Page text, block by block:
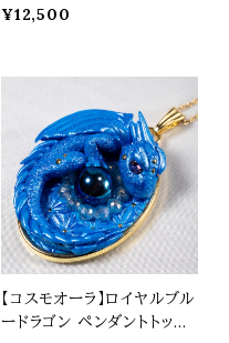
天然石 パワーストーン t05
¥12,500
【コスモオーラ】ロイヤルブル
ードラゴン ペンダントトップ